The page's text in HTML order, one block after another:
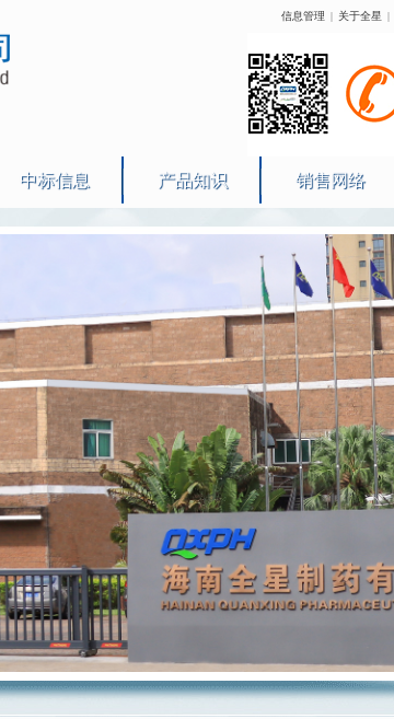
|
关于全星
|
信息管理
中标信息 产品知识 销售网络